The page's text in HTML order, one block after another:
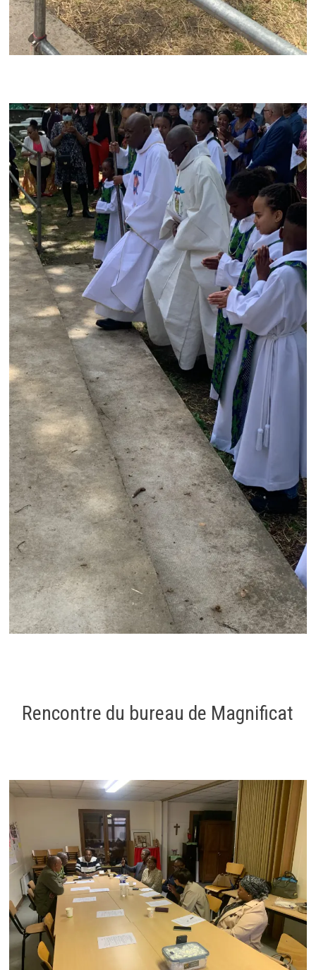
Rencontre du bureau de Magnificat